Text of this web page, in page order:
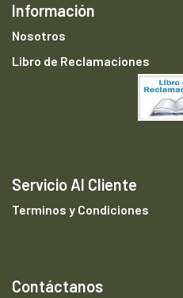
Información
Nosotros
Libro de Reclamaciones
Servicio Al Cliente
Terminos y Condiciones
Contáctanos